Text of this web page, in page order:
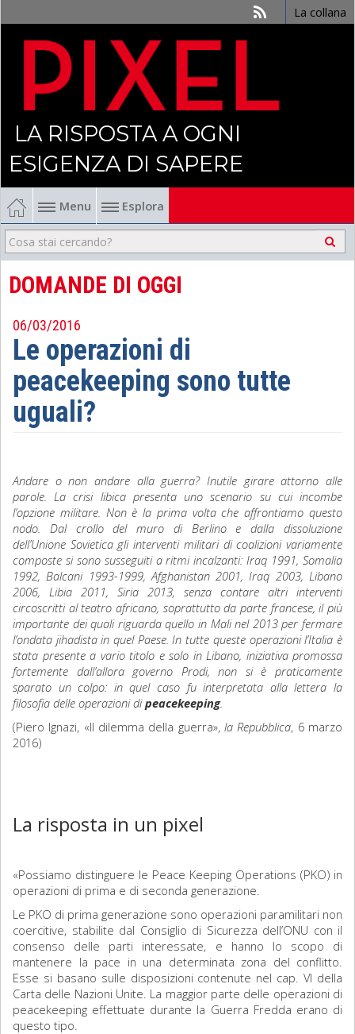
La collana
LA RISPOSTA A OGNI
ESIGENZA DI SAPERE
Menu Esplora
Economia
Management
Politica
Sociologia
Filosofia
Matematica
Diritto
DOMANDE DI OGGI
06/03/2016
Le operazioni di
peacekeeping sono tutte
uguali?
Andare o non andare alla guerra? Inutile girare attorno alle
parole. La crisi libica presenta uno scenario su cui incombe
l’opzione militare. Non è la prima volta che affrontiamo questo
nodo. Dal crollo del muro di Berlino e dalla dissoluzione
dell’Unione Sovietica gli interventi militari di coalizioni variamente
composte si sono susseguiti a ritmi incalzanti: Iraq 1991, Somalia
1992, Balcani 1993-1999, Afghanistan 2001, Iraq 2003, Libano
2006, Libia 2011, Siria 2013, senza contare altri interventi
circoscritti al teatro africano, soprattutto da parte francese, il più
importante dei quali riguarda quello in Mali nel 2013 per fermare
l’ondata jihadista in quel Paese. In tutte queste operazioni l’Italia è
stata presente a vario titolo e solo in Libano, iniziativa promossa
fortemente dall’allora governo Prodi, non si è praticamente
sparato un colpo: in quel caso fu interpretata alla lettera la
filosofia delle operazioni dipeacekeeping.
(Piero Ignazi, «Il dilemma della guerra», la Repubblica, 6 marzo
2016)
La risposta in un pixel
«Possiamo distinguere le Peace Keeping Operations (PKO) in
operazioni di prima e di seconda generazione.
Le PKO di prima generazione sono operazioni paramilitari non
coercitive, stabilite dal Consiglio di Sicurezza dell’ONU con il
consenso delle parti interessate, e hanno lo scopo di
mantenere la pace in una determinata zona del conflitto.
Esse si basano sulle disposizioni contenute nel cap. VI della
Carta delle Nazioni Unite. La maggior parte delle operazioni di
peacekeeping effettuate durante la Guerra Fredda erano di
questo tipo.